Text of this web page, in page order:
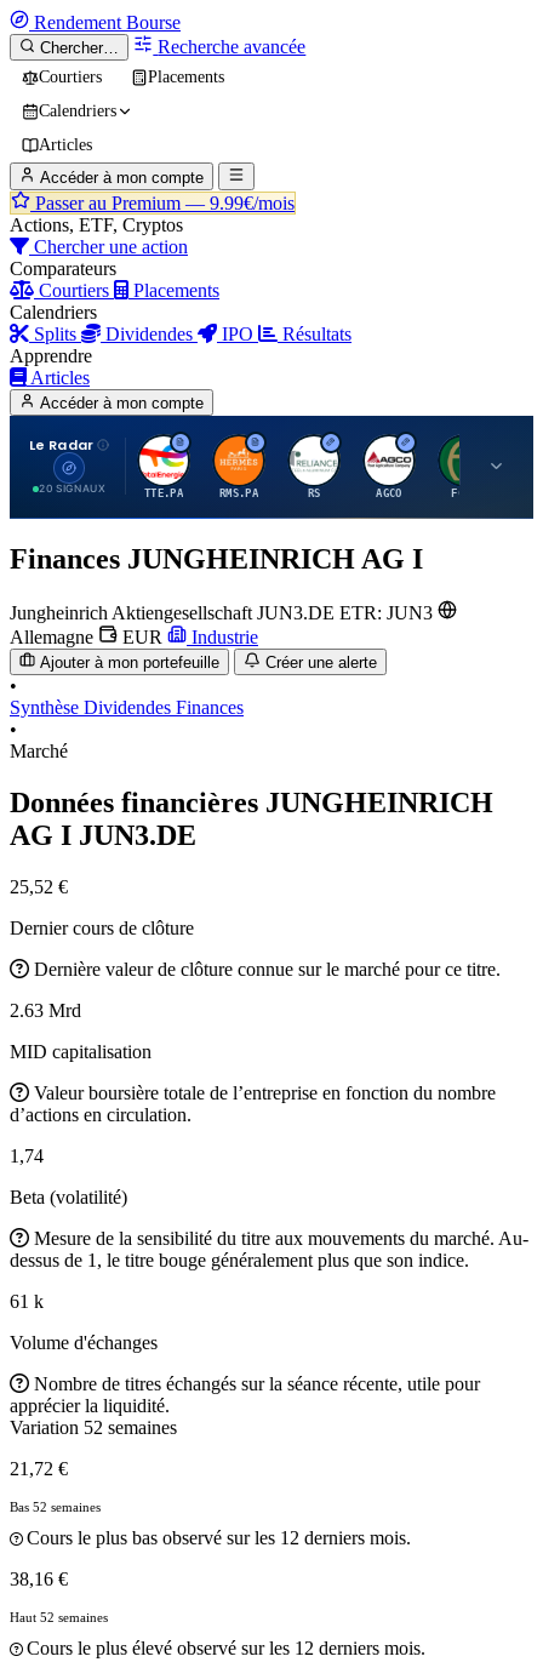
Rendement Bourse
Chercher… Recherche avancée
Courtiers
Placements
Calendriers
Articles
Accéder à mon compte
Passer au Premium — 9.99€/mois
Actions, ETF, Cryptos
Chercher une action
Comparateurs
Courtiers
Placements
Calendriers
Splits
Dividendes IPO
Résultats
Apprendre
Articles
Accéder à mon compte
Le Radar
20 SIGNAUX
T
TTE.PA
H
RMS.PA
R
RS
A
AGCO FCFS
Finances JUNGHEINRICH AG I
Jungheinrich Aktiengesellschaft JUN3.DE ETR: JUN3
Allemagne
EUR Industrie
Ajouter à mon portefeuille Créer une alerte
•
Synthèse Dividendes Finances
•
Marché
Données financières JUNGHEINRICH
AG I JUN3.DE
25,52 €
Dernier cours de clôture
Dernière valeur de clôture connue sur le marché pour ce titre.
2.63 Mrd
MID capitalisation
Valeur boursière totale de l’entreprise en fonction du nombre
d’actions en circulation.
1,74
Beta (volatilité)
Mesure de la sensibilité du titre aux mouvements du marché. Au-
dessus de 1, le titre bouge généralement plus que son indice.
61 k
Volume d'échanges
Nombre de titres échangés sur la séance récente, utile pour
apprécier la liquidité.
Variation 52 semaines
21,72 €
Bas 52 semaines
Cours le plus bas observé sur les 12 derniers mois.
38,16 €
Haut 52 semaines
Cours le plus élevé observé sur les 12 derniers mois.